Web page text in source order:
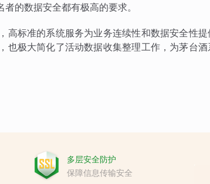
的数据安全都有极高的要求。
标准的系统服务为业务连续性和数据安全性提
也极大简化了活动数据收集整理工作，为茅台
多层安全防护
保障信息传输安全